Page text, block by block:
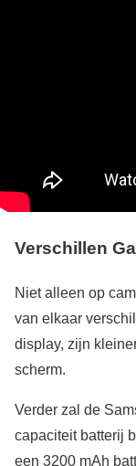
Verschillen
Niet alleen op
van elkaar
display, zijn
scherm.
Verder zal de
capaciteit batterij
een 3200 mAh